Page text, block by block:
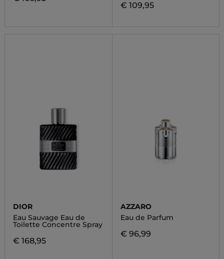
€ 109,95
DIOR
Eau Sauvage Eau de
Toilette Concentre Spray
€ 168,95
AZZARO
Eau de Parfum
€ 96,99